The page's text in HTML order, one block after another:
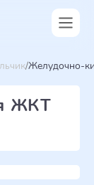
Желудочно-
ЖКТ